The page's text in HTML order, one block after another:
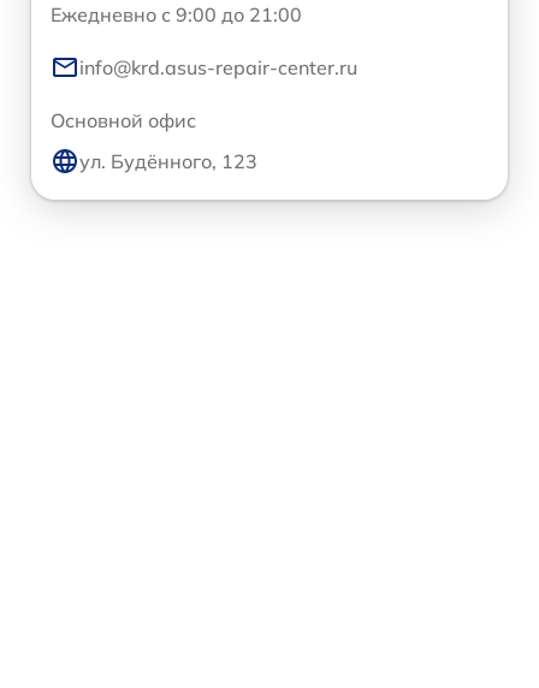
Ежедневно с 9:00 до 21:00
info@krd.asus-repair-center.ru
Основной офис
ул. Будённого, 123